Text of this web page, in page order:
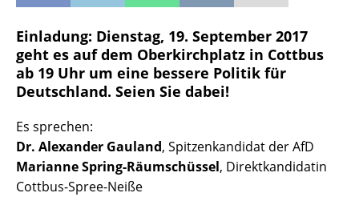
Einladung: Dienstag, 19. September 2017
geht es auf dem Oberkirchplatz in Cottbus
ab 19 Uhr um eine bessere Politik für
Deutschland. Seien Sie dabei!
Es sprechen:
Dr. Alexander Gauland, Spitzenkandidat der AfD
Marianne Spring-Räumschüssel, Direktkandidatin
Cottbus-Spree-Neiße